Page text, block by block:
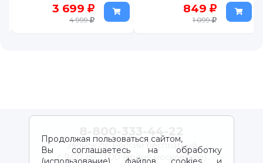
3 699
4 999
849
1 099
Продолжая пользоваться сайтом,
Вы соглашаетесь на обработку
Звонок по России бесплатный
с 9:00 до 21:00 (время московское)